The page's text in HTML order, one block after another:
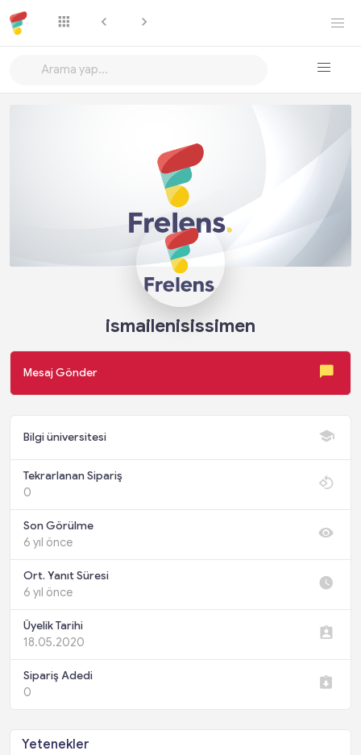
Takip Et
ismailenisissimen
Mesaj Gönder
Bilgi üniversitesi
Tekrarlanan Sipariş
0
Son Görülme
6 yıl önce
Ort. Yanıt Süresi
6 yıl önce
Üyelik Tarihi
18.05.2020
Sipariş Adedi
0
Yetenekler